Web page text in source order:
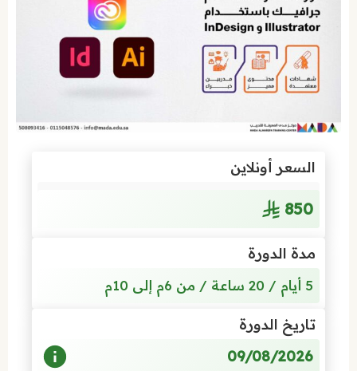
السعر أونلاين
850
مدة الدورة
5 أيام / 20 ساعة / من 6م إلى 10م
تاريخ الدورة
09/08/2026